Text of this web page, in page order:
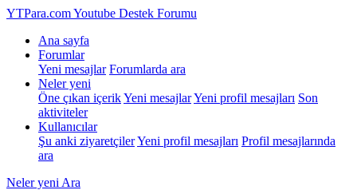
YTPara.comYoutube Destek Forumu
Ana sayfa
Forumlar
Yeni mesajlar Forumlarda ara
Neler yeni
Öne çıkan içerikYeni mesajlarYeni profil mesajları Son
aktiviteler
Kullanıcılar
Şu anki ziyaretçilerYeni profil mesajları Profil mesajlarında
ara
Neler yeni Ara